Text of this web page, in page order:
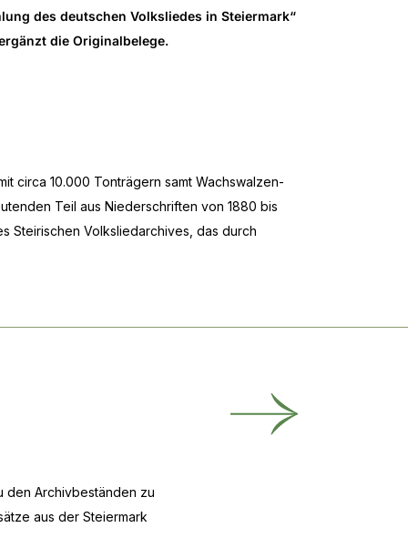
des deutschen Volksliedes in Steiermark“
die Originalbelege.
circa 10.000 Tonträgern samt Wachswalzen-
Teil aus Niederschriften von 1880 bis
Steirischen Volksliedarchives, das durch
den Archivbeständen zu
aus der Steiermark